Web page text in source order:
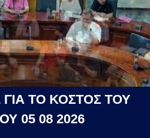
ΤΟ ΚΟΣΤΟΣ ΤΟΥ
05 08 2026